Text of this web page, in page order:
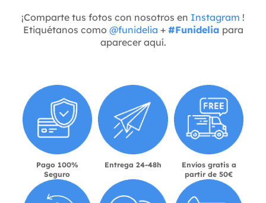
¡Comparte tus fotos con nosotros en Instagram !
Etiquétanos como @funidelia + #Funidelia para
aparecer aquí.
Pago 100%
Seguro
Entrega 24-48h
Envíos gratis a
partir de 50€